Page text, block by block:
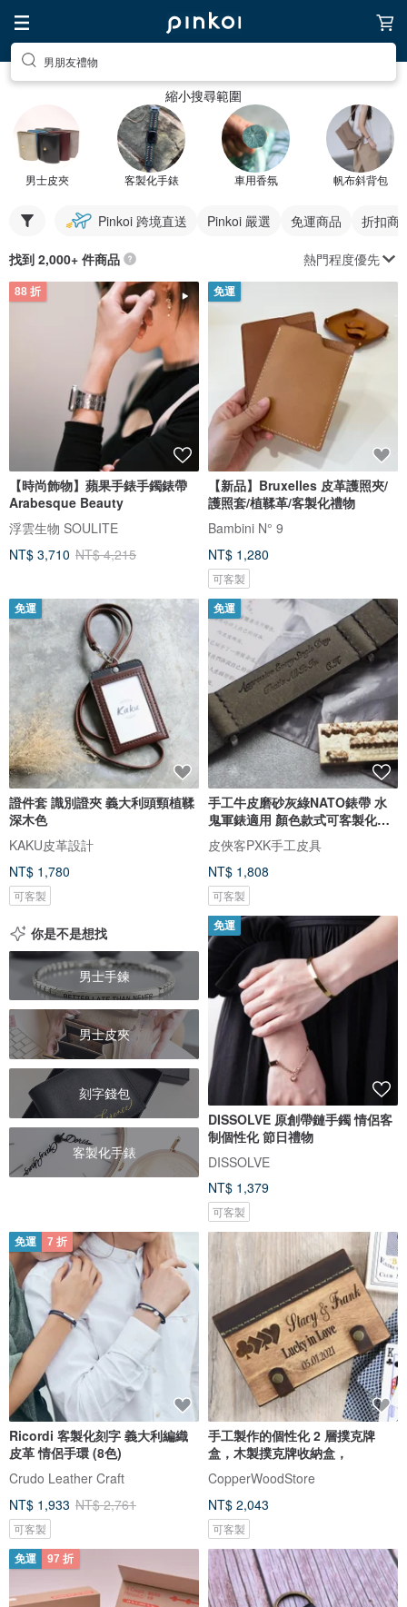
男朋友禮物
縮小搜尋範圍
男士皮夾 客製化手錶 車用香氛 帆布斜背包
Pinkoi 跨境直送 Pinkoi 嚴選 免運商品 折扣商
找到 2,000+ 件商品 熱門程度優先
88 折
【時尚飾物】蘋果手錶手鐲錶帶
Arabesque Beauty
浮雲生物 SOULITE
NT$ 3,710 NT$ 4,215
免運
【新品】Bruxelles 皮革護照夾/
護照套/植鞣革/客製化禮物
Bambini N° 9
NT$ 1,280
可客製
免運
證件套 識別證夾 義大利頭頸植鞣
深木色
KAKU皮革設計
NT$ 1,780
可客製
免運
手工牛皮磨砂灰綠NATO錶帶 水
鬼軍錶適用 顏色款式可客製化可
刻字
皮俠客PXK手工皮具
NT$ 1,808
可客製
你是不是想找
男士手鍊
男士皮夾
刻字錢包
客製化手錶
免運
DISSOLVE 原創帶鏈手鐲 情侶客
制個性化 節日禮物
DISSOLVE
NT$ 1,379
可客製
免運 7 折
Ricordi 客製化刻字 義大利編織
皮革 情侶手環 (8色)
Crudo Leather Craft
NT$ 1,933 NT$ 2,761
可客製
手工製作的個性化 2 層撲克牌
盒，木製撲克牌收納盒，
CopperWoodStore
NT$ 2,043
可客製
免運 97 折